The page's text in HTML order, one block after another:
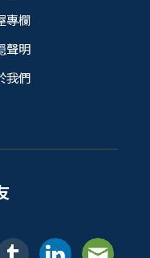
專欄
聲明
我們